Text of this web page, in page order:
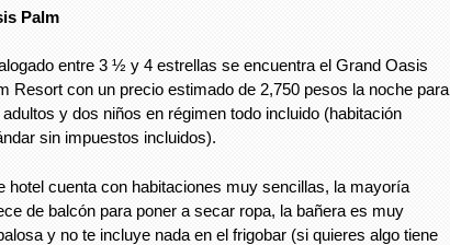
Palm
entre 3 ½ y 4 estrellas se encuentra el Grand Oasis
Resort con un precio estimado de 2,750 pesos la noche para
y dos niños en régimen todo incluido (habitación
sin impuestos incluidos).
hotel cuenta con habitaciones muy sencillas, la mayoría
de balcón para poner a secar ropa, la bañera es muy
y no te incluye nada en el frigobar (si quieres algo tiene